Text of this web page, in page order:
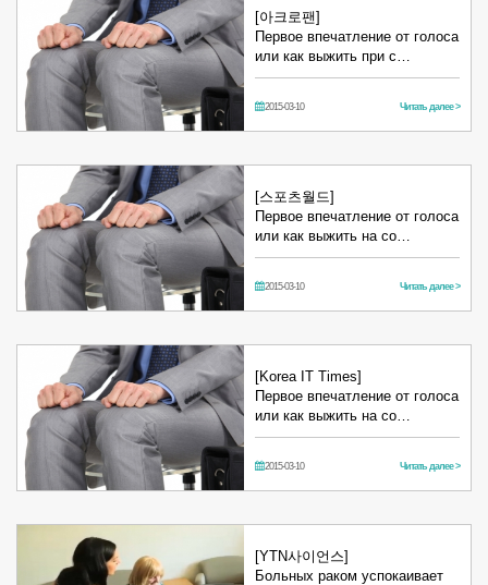
[아크로팬]
Первое впечатление от голоса
или как выжить при с…
2015-03-10 Читать далее >
[스포츠월드]
Первое впечатление от голоса
или как выжить на со…
2015-03-10 Читать далее >
[Korea IT Times]
Первое впечатление от голоса
или как выжить на со…
2015-03-10 Читать далее >
[YTN사이언스]
Больных раком успокаивает